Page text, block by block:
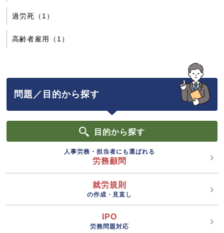
過労死（1）
高齢者雇用（1）
問題／目的から探す
目的から探す
人事労務・担当者にも選ばれる
労務顧問
就労規則
の作成・見直し
IPO
労務問題対応